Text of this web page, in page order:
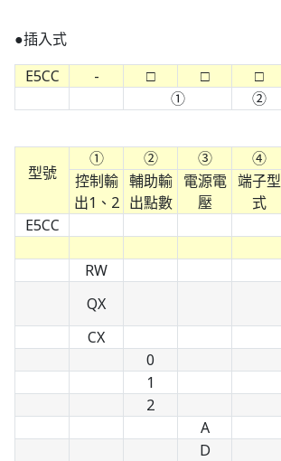
●插入式
E5CC
- □ □ □
①
②
型號
① ② ③ ④
控制輸
出1、2
輔助輸
出點數
電源電
壓
端子型
式
E5CC
RW
QX
CX
0
1
2
A
D